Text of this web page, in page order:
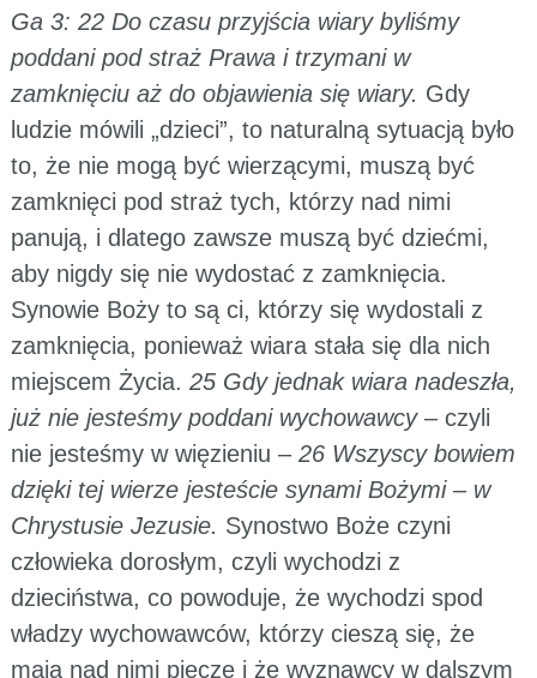
Ga 3: 22 Do czasu przyjścia wiary byliśmy
poddani pod straż Prawa i trzymani w
zamknięciu aż do objawienia się wiary. Gdy
ludzie mówili „dzieci”, to naturalną sytuacją było
to, że nie mogą być wierzącymi, muszą być
zamknięci pod straż tych, którzy nad nimi
panują, i dlatego zawsze muszą być dziećmi,
aby nigdy się nie wydostać z zamknięcia.
Synowie Boży to są ci, którzy się wydostali z
zamknięcia, ponieważ wiara stała się dla nich
miejscem Życia. 25 Gdy jednak wiara nadeszła,
już nie jesteśmy poddani wychowawcy– czyli
nie jesteśmy w więzieniu – 26 Wszyscy bowiem
dzięki tej wierze jesteście synami Bożymi – w
Chrystusie Jezusie. Synostwo Boże czyni
człowieka dorosłym, czyli wychodzi z
dzieciństwa, co powoduje, że wychodzi spod
władzy wychowawców, którzy cieszą się, że
mają nad nimi pieczę i że wyznawcy w dalszym